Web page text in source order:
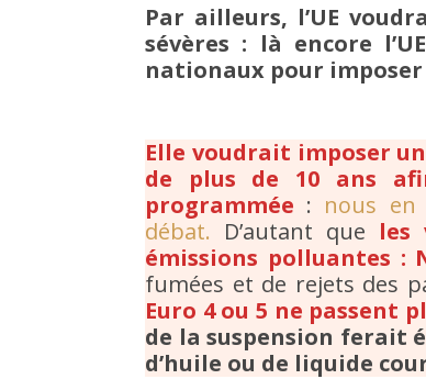
Par ailleurs, l’UE
sévères : là encore
nationaux pour imposer
Elle voudrait imposer
de plus de 10 ans
programmée : nous en
débat. D’autant que les
émissions polluantes :
fumées et de rejets des
Euro 4 ou 5 ne passent
de la suspension ferait
d’huile ou de liquide